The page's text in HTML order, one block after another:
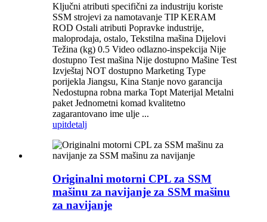
Ključni atributi specifični za industriju koriste
SSM strojevi za namotavanje TIP KERAM
ROD Ostali atributi Popravke industrije,
maloprodaja, ostalo, Tekstilna mašina Dijelovi
Težina (kg) 0.5 Video odlazno-inspekcija Nije
dostupno Test mašina Nije dostupno Mašine Test
Izvještaj NOT dostupno Marketing Type
porijekla Jiangsu, Kina Stanje novo garancija
Nedostupna robna marka Topt Materijal Metalni
paket Jednometni komad kvalitetno
zagarantovano ime ulje ...
upitdetalj
Originalni motorni CPL za SSM
mašinu za navijanje za SSM mašinu
za navijanje